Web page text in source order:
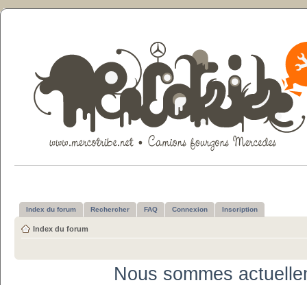
Index du forum Rechercher FAQ Connexion Inscription
Index du forum
Nous sommes